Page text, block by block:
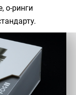
о-ринги